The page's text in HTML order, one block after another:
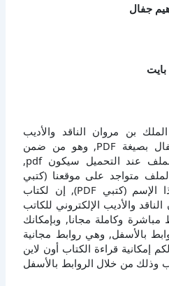
جفال
بن مروان الناقد والأديب
للكاتب د. خليل إبراهيم جفال بصيغة PDF, وهو من ضمن
تصنيف فكر وثقافة, نوع الملف عند التحميل سيكون pdf,
بايت, الملف متواجد على موقعنا (كتبي
PDF), حاول أن لاتنسى هذا الإسم (كتبي PDF), إن لكتاب
والأديب الإلكتروني للكاتب
وكاملة مجانا, وبإمكانك
بالأسفل, وهي روابط مجانية
إمكانية قراءة الكتاب أون لاين
وذلك من خلال الروابط بالأسفل